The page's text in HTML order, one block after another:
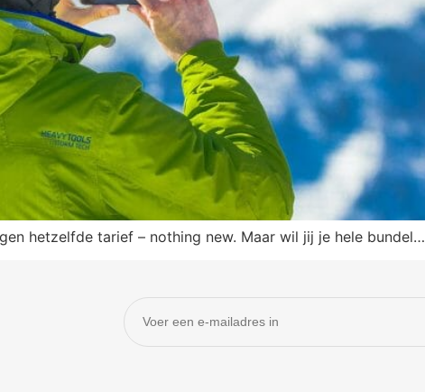
hetzelfde tarief – nothing new. Maar wil jij je hele bundel…